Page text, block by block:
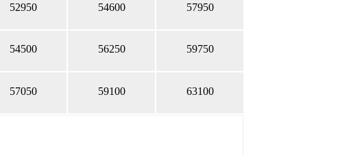
52950 54600 57950
54500 56250 59750
57050 59100 63100